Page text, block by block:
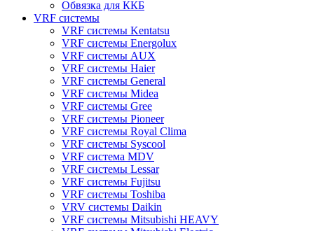
Обвязка для ККБ
VRF системы
VRF системы Kentatsu
VRF системы Energolux
VRF системы AUX
VRF системы Haier
VRF системы General
VRF системы Midea
VRF системы Gree
VRF системы Pioneer
VRF системы Royal Clima
VRF системы Syscool
VRF система MDV
VRF системы Lessar
VRF системы Fujitsu
VRF системы Toshiba
VRV системы Daikin
VRF системы Mitsubishi HEAVY